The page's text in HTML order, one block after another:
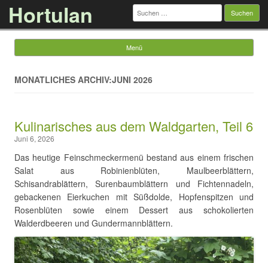
Hortulan Suchen
nach:
Menü
MONATLICHES ARCHIV:JUNI 2026
Kulinarisches aus dem Waldgarten, Teil 6
Juni 6, 2026
Das heutige Feinschmeckermenü bestand aus einem frischen
Salat aus Robinienblüten, Maulbeerblättern,
Schisandrablättern, Surenbaumblättern und Fichtennadeln,
gebackenen Eierkuchen mit Süßdolde, Hopfenspitzen und
Rosenblüten sowie einem Dessert aus schokolierten
Walderdbeeren und Gundermannblättern.